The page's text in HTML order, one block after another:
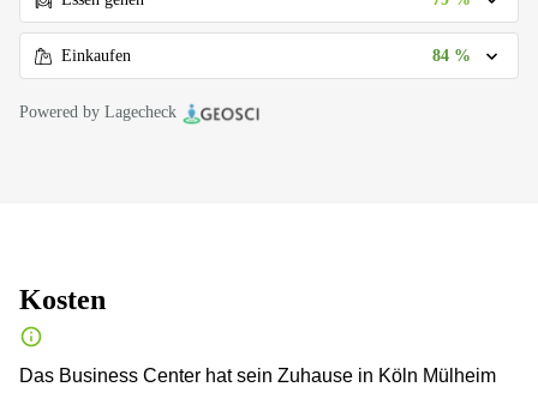
Einkaufen 84 %
Powered by Lagecheck
Kosten
Das Business Center hat sein Zuhause in Köln Mülheim